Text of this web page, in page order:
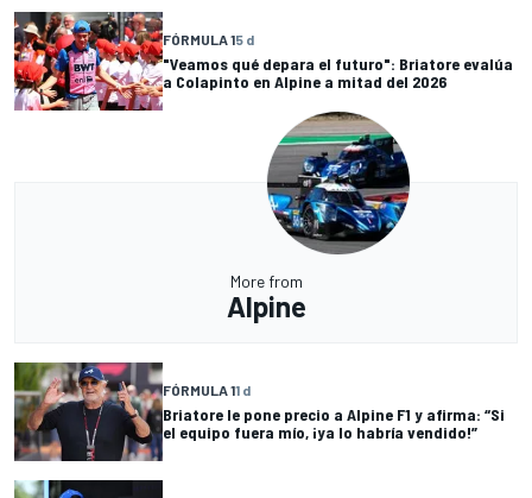
FÓRMULA 15 d
"Veamos qué depara el futuro": Briatore evalúa
a Colapinto en Alpine a mitad del 2026
More from
Alpine
FÓRMULA 11 d
Briatore le pone precio a Alpine F1 y afirma: “Si
el equipo fuera mío, ¡ya lo habría vendido!”